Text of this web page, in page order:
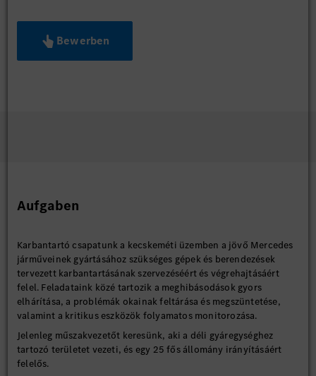
Bewerben
Aufgaben
Karbantartó csapatunk a kecskeméti üzemben a jövő Mercedes
járműveinek gyártásához szükséges gépek és berendezések
tervezett karbantartásának szervezéséért és végrehajtásáért
felel. Feladataink közé tartozik a meghibásodások gyors
elhárítása, a problémák okainak feltárása és megszüntetése,
valamint a kritikus eszközök folyamatos monitorozása.
Jelenleg műszakvezetőt keresünk, aki a déli gyáregységhez
tartozó területet vezeti, és egy 25 fős állomány irányításáért
felelős.